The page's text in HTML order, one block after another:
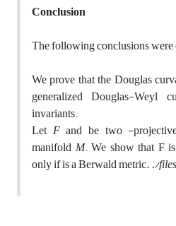
Conclusion
The following conclusions
We prove that the Douglas
generalized Douglas-Weyl
invariants.
Let Fand be two -
manifold M. We show that F
only if is a Berwald metric. ./